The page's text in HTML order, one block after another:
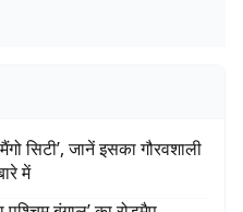
सिटी’, जानें इसका गौरवशाली
में